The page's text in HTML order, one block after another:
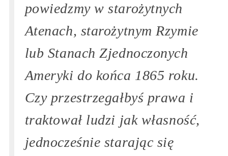
powiedzmy w starożytnych
Atenach, starożytnym Rzymie
lub Stanach Zjednoczonych
Ameryki do końca 1865 roku.
Czy przestrzegałbyś prawa i
traktował ludzi jak własność,
jednocześnie starając się